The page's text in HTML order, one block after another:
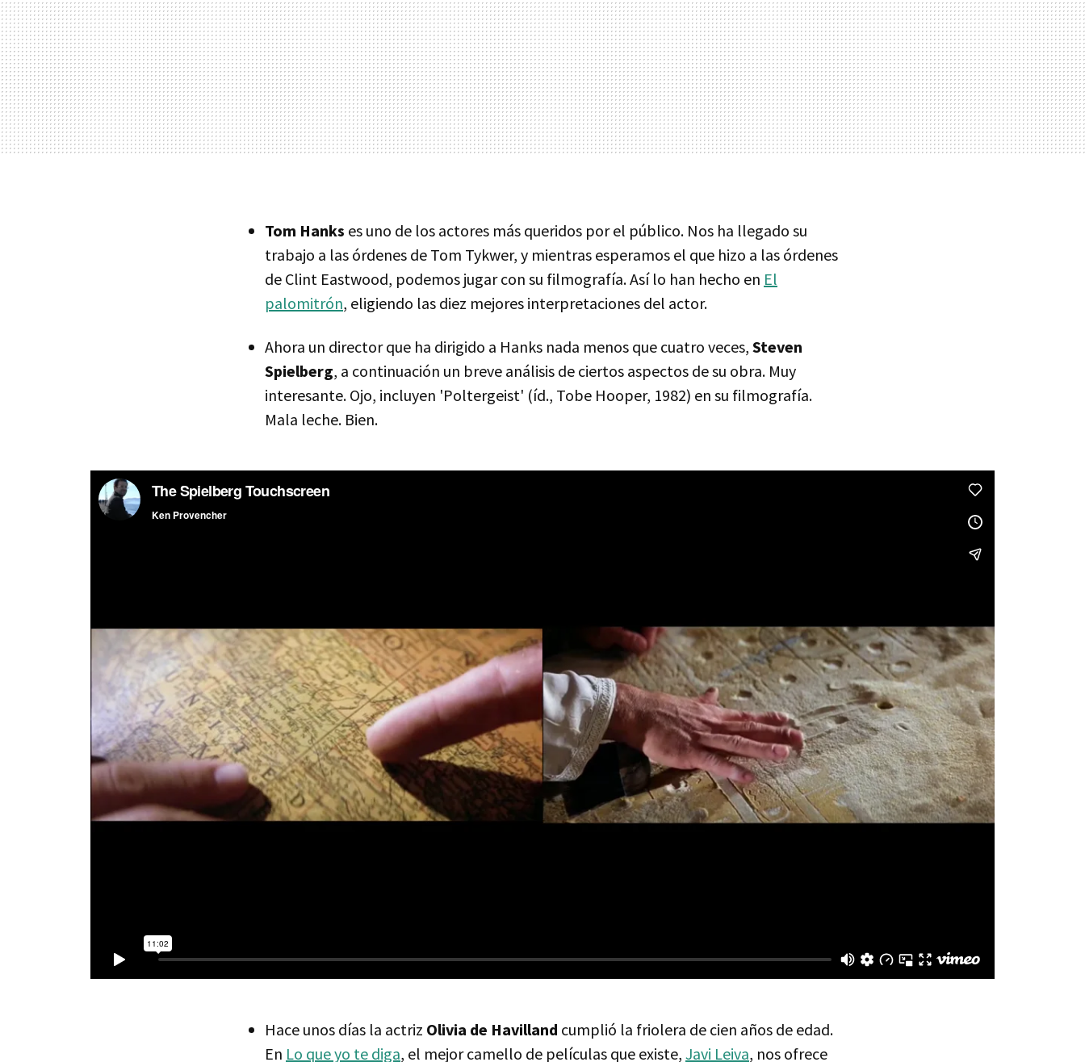
Tom Hanks es uno de los actores más queridos por el público. Nos ha llegado su
trabajo a las órdenes de Tom Tykwer, y mientras esperamos el que hizo a las órdenes
de Clint Eastwood, podemos jugar con su filmografía. Así lo han hecho en El
palomitrón, eligiendo las diez mejores interpretaciones del actor.
Ahora un director que ha dirigido a Hanks nada menos que cuatro veces, Steven
Spielberg, a continuación un breve análisis de ciertos aspectos de su obra. Muy
interesante. Ojo, incluyen 'Poltergeist' (íd., Tobe Hooper, 1982) en su filmografía.
Mala leche. Bien.
Hace unos días la actriz Olivia de Havilland cumplió la friolera de cien años de edad.
En Lo que yo te diga, el mejor camello de películas que existe, Javi Leiva, nos ofrece